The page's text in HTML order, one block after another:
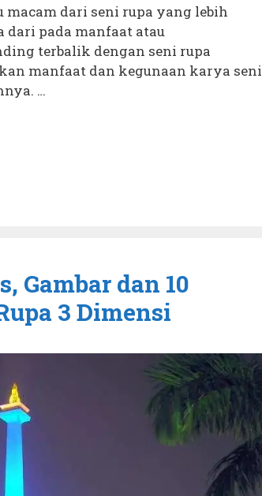
macam dari seni rupa yang lebih
pada manfaat atau
terbalik dengan seni rupa
manfaat dan kegunaan karya seni
…
Gambar dan 10
3 Dimensi